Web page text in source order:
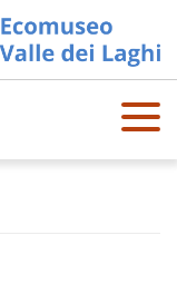
OPE
N